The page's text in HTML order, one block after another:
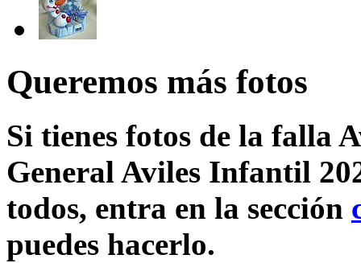
Queremos más fotos
Si tienes fotos de la falla
General Aviles Infantil
todos, entra en la sección
puedes hacerlo.